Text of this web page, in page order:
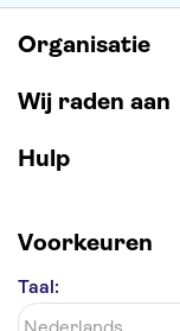
Organisatie
Wij raden aan
Hulp
Voorkeuren
Taal: